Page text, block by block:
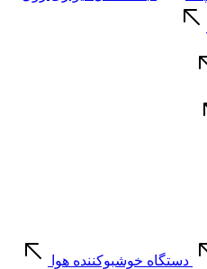
دستگاه خوشبوکننده هوا